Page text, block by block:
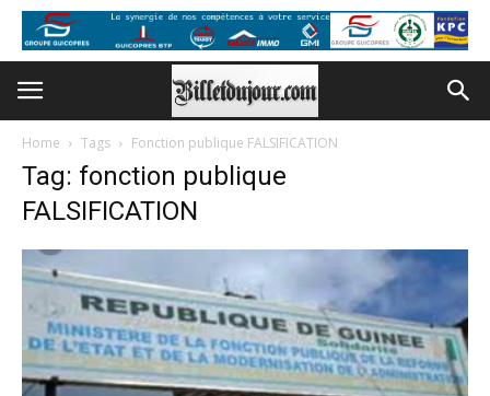
Home Tags Fonction publique FALSIFICATION
Tag: fonction publique
FALSIFICATION